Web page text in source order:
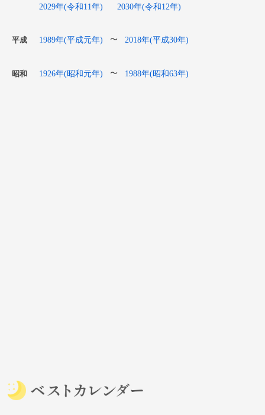
2029年(令和11年) 2030年(令和12年)
平成 1989年(平成元年) 〜 2018年(平成30年)
昭和 1926年(昭和元年) 〜 1988年(昭和63年)